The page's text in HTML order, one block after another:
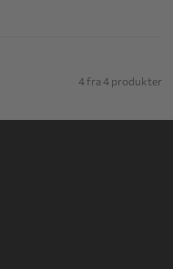
4 fra 4 produkter